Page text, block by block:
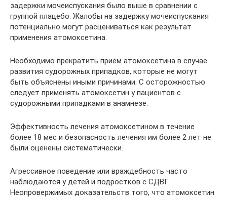
задержки мочеиспускания было выше в сравнении с
группой плацебо. Жалобы на задержку мочеиспускания
потенциально могут расцениваться как результат
применения атомоксетина.
Необходимо прекратить прием атомоксетина в случае
развития судорожных припадков, которые не могут
быть объяснены иными причинами. С осторожностью
следует применять атомоксетин у пациентов с
судорожными припадками в анамнезе.
Эффективность лечения атомоксетином в течение
более 18 мес и безопасность лечения им более 2 лет не
были оценены систематически.
Агрессивное поведение или враждебность часто
наблюдаются у детей и подростков с СДВГ.
Неопровержимых доказательств того, что атомоксетин